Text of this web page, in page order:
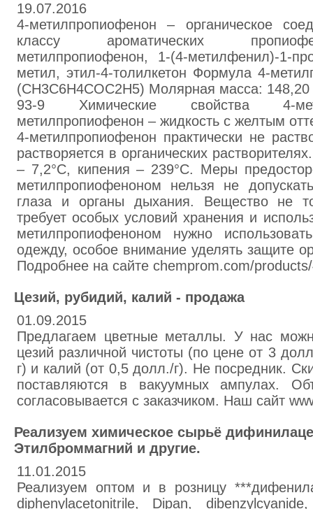
19.07.2016
4-метилпропиофенон – органическое
классу ароматических
метилпропиофенон, 1-(4-метилфенил)-1-
метил, этил-4-толилкетон Формула 4-
(CH3C6H4COC2H5) Молярная масса:
93-9 Химические свойства 4-
метилпропиофенон – жидкость с желтым
4-метилпропиофенон практически не
растворяется в органических
– 7,2°C, кипения – 239°C. Меры
метилпропиофеноном нельзя не
глаза и органы дыхания. Вещество не
требует особых условий хранения и
метилпропиофеноном нужно
одежду, особое внимание уделять защите
Подробнее на сайте chemprom.com/
Цезий, рубидий, калий - продажа
01.09.2015
Предлагаем цветные металлы. У нас
цезий различной чистоты (по цене от 3
г) и калий (от 0,5 долл./г). Не посредник.
поставляются в вакуумных ампулах.
согласовывается с заказчиком. Наш сайт
Реализуем химическое сырьё
Этилброммагний и другие.
11.01.2015
Реализуем оптом и в розницу
diphenylacetonitrile, Dipan, dibenzylcyanide,